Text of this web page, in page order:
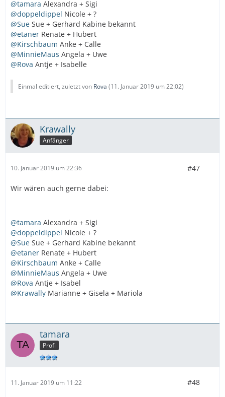
@tamara Alexandra + Sigi
@doppeldippel Nicole + ?
@Sue Sue + Gerhard Kabine bekannt
@etaner Renate + Hubert
@Kirschbaum Anke + Calle
@MinnieMaus Angela + Uwe
@Rova Antje + Isabelle
Einmal editiert, zuletzt von Rova (11. Januar 2019 um 22:02)
Krawally
Anfänger
10. Januar 2019 um 22:36 #47
Wir wären auch gerne dabei:
@tamara Alexandra + Sigi
@doppeldippel Nicole + ?
@Sue Sue + Gerhard Kabine bekannt
@etaner Renate + Hubert
@Kirschbaum Anke + Calle
@MinnieMaus Angela + Uwe
@Rova Antje + Isabel
@Krawally Marianne + Gisela + Mariola
tamara
Profi
11. Januar 2019 um 11:22 #48